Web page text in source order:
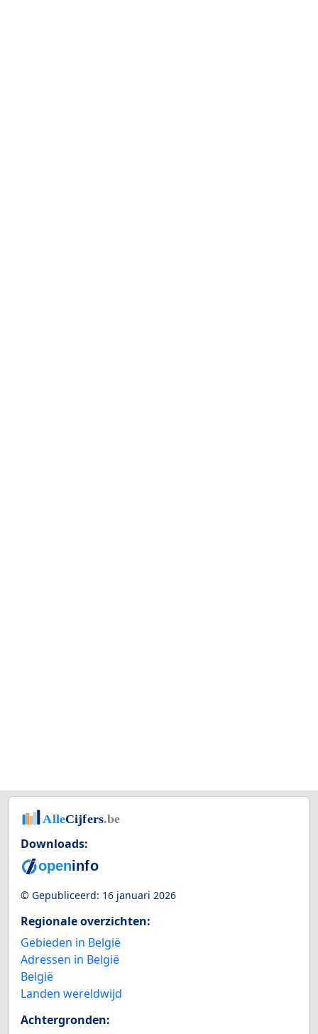
Downloads:
© Gepubliceerd: 16 januari 2026
Regionale overzichten:
Gebieden in België
Adressen in België
België
Landen wereldwijd
Achtergronden: